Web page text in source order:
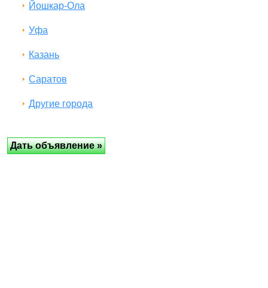
Йошкар-Ола
Уфа
Казань
Саратов
Другие города